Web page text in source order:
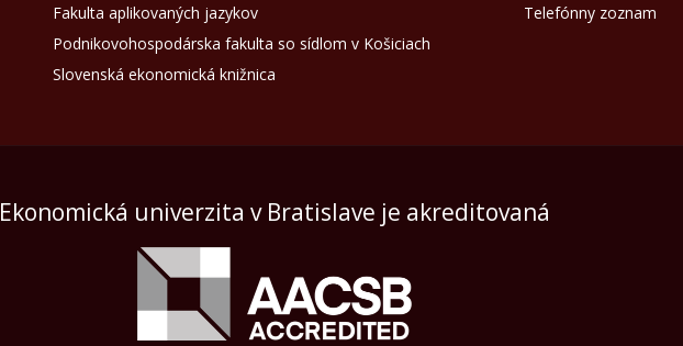
Fakulta aplikovaných jazykov
Podnikovohospodárska fakulta so sídlom v Košiciach
Slovenská ekonomická knižnica
Telefónny zoznam
Ekonomická univerzita v Bratislave je akreditovaná